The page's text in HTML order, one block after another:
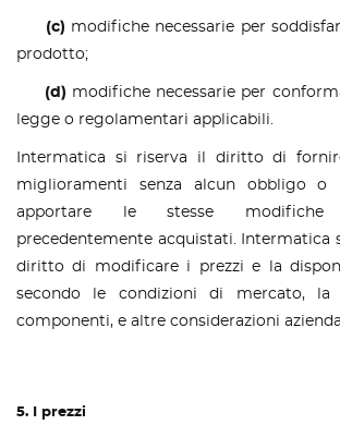
(c) modifiche necessarie per
prodotto;
(d) modifiche necessarie per
legge o regolamentari applicabili.
Intermatica si riserva il diritto di
miglioramenti senza alcun obbligo o
apportare le stesse
precedentemente acquistati. Intermatica
diritto di modificare i prezzi e la
secondo le condizioni di mercato, la
componenti, e altre considerazioni
5. I prezzi